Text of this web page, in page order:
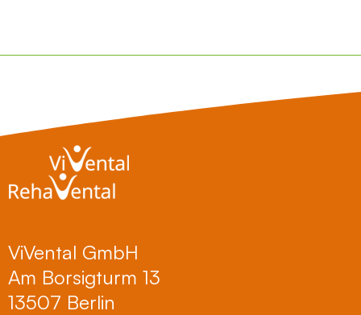
ViVental GmbH
Am Borsigturm 13
13507 Berlin